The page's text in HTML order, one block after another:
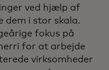
ved hjælp af
dem i stor skala.
fokus på
for at arbejde
virksomheder